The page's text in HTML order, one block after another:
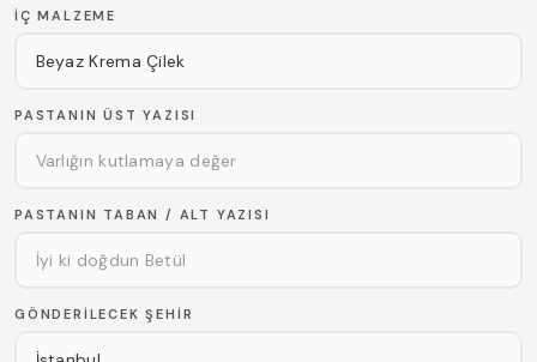
İÇ MALZEME
PASTANIN ÜST YAZISI
PASTANIN TABAN / ALT YAZISI
GÖNDERILECEK ŞEHIR